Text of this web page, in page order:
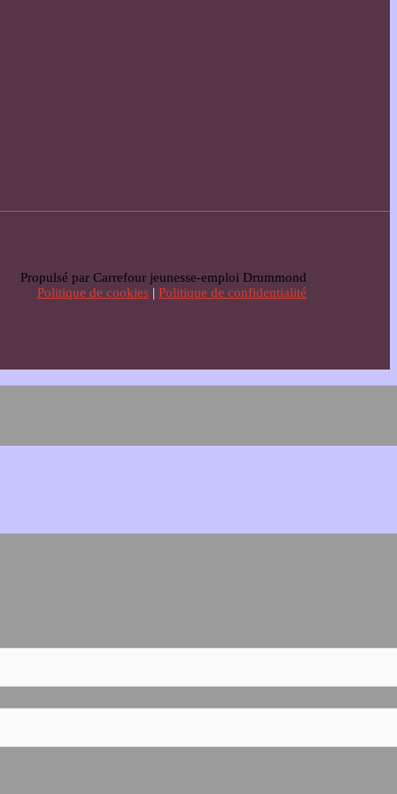
Propulsé par Carrefour jeunesse-emploi Drummond
Politique de cookies | Politique de confidentialité